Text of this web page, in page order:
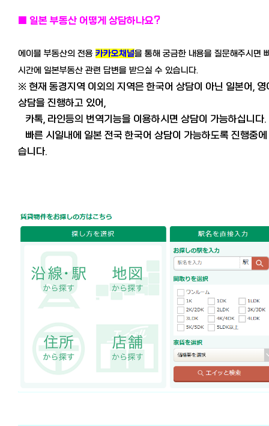
■ 일본 부동산 어떻게 상담하나요?
에이블 부동산의 전용 카카오채널을 통해 궁금한 내용을 질문해주시면
시간에 일본부동산 관련 답변을 받으실 수 있습니다.
※ 현재 동경지역 이외의 지역은 한국어 상담이 아닌 일본어, 영
상담을 진행하고 있어,
카톡, 라인등의 번역기능을 이용하시면 상담이 가능하십니다.
빠른 시일내에 일본 전국 한국어 상담이 가능하도록 진행중
습니다.